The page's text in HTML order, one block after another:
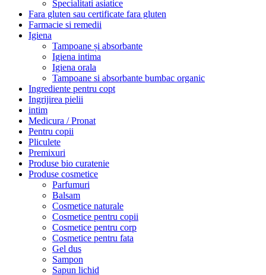
Specialitati asiatice
Fara gluten sau certificate fara gluten
Farmacie si remedii
Igiena
Tampoane și absorbante
Igiena intima
Igiena orala
Tampoane si absorbante bumbac organic
Ingrediente pentru copt
Ingrijirea pielii
intim
Medicura / Pronat
Pentru copii
Pliculete
Premixuri
Produse bio curatenie
Produse cosmetice
Parfumuri
Balsam
Cosmetice naturale
Cosmetice pentru copii
Cosmetice pentru corp
Cosmetice pentru fata
Gel dus
Sampon
Sapun lichid